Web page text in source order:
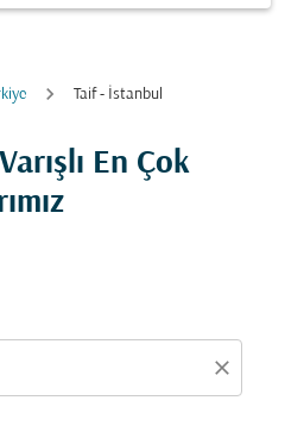
Taif - İstanbul
En Çok
close
güncellemeyi deneyin